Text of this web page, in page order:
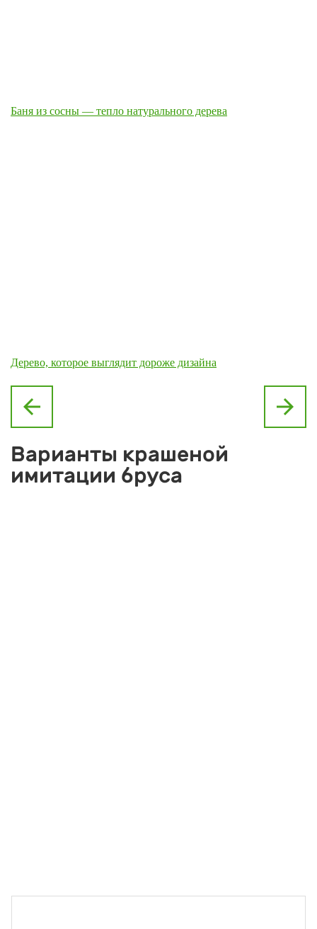
Баня из сосны — тепло натурального дерева
Дерево, которое выглядит дороже дизайна
arrow_back
arrow_forward
Варианты крашеной
имитации бруса